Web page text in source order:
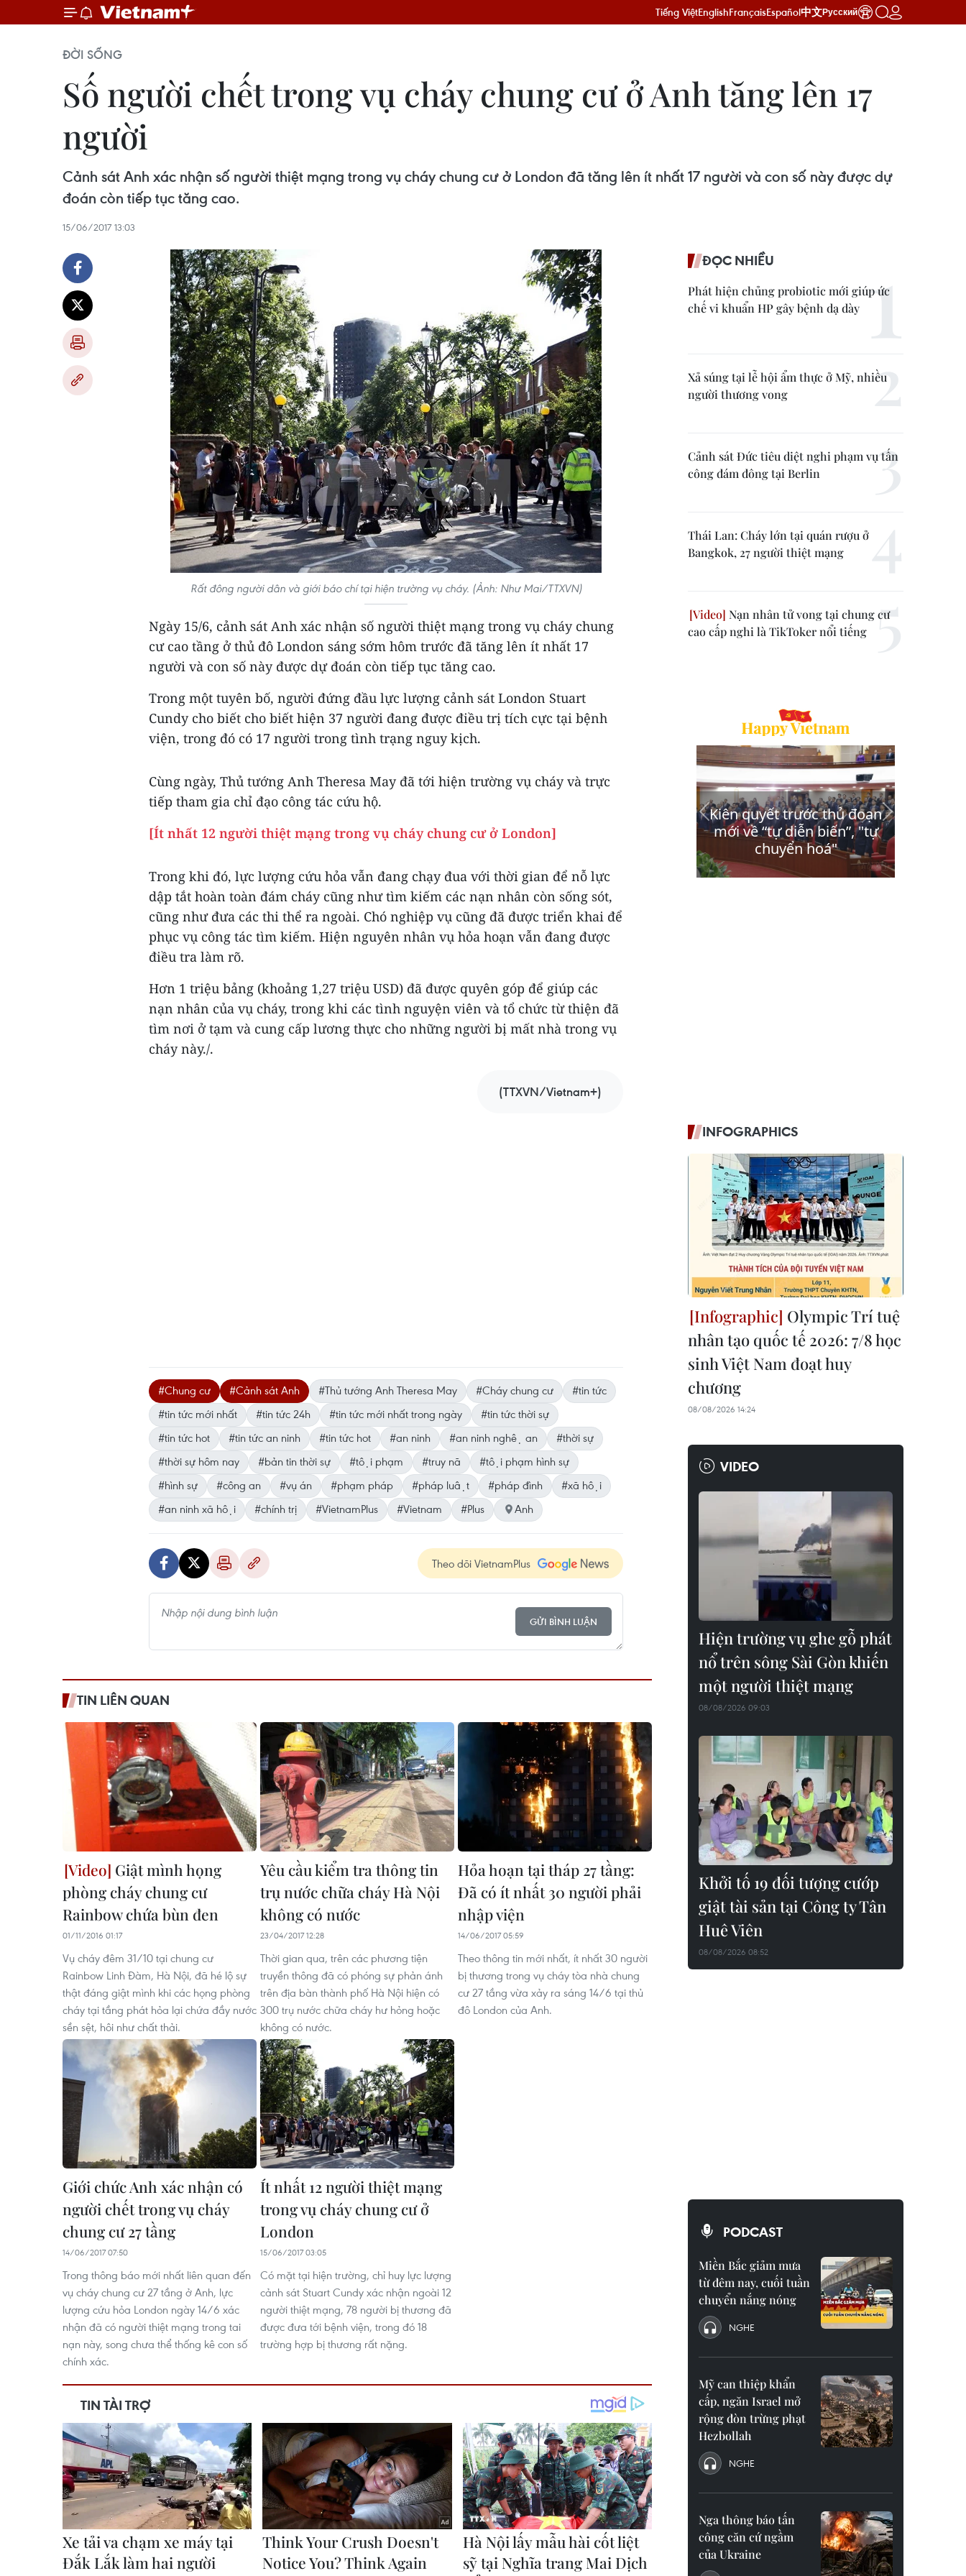
Tiếng ViệtEnglishFrançaisEspañol中文Русский
ĐỜI SỐNG
Số người chết trong vụ cháy chung cư ở Anh tăng lên 17
người
Cảnh sát Anh xác nhận số người thiệt mạng trong vụ cháy chung cư ở London đã tăng lên ít nhất 17 người và con số này được dự
đoán còn tiếp tục tăng cao.
15/06/2017 13:03
Rất đông người dân và giới báo chí tại hiện trường vụ cháy. (Ảnh: Như Mai/TTXVN)
Ngày 15/6, cảnh sát Anh xác nhận số người thiệt mạng trong vụ cháy chung
cư cao tầng ở thủ đô London sáng sớm hôm trước đã tăng lên ít nhất 17
người và con số này được dự đoán còn tiếp tục tăng cao.
Trong một tuyên bố, người đứng đầu lực lượng cảnh sát London Stuart
Cundy cho biết cho biết hiện 37 người đang được điều trị tích cực tại bệnh
viện, trong đó có 17 người trong tình trạng nguy kịch.
Cùng ngày, Thủ tướng Anh Theresa May đã tới hiện trường vụ cháy và trực
tiếp tham gia chỉ đạo công tác cứu hộ.
[Ít nhất 12 người thiệt mạng trong vụ cháy chung cư ở London]
Trong khi đó, lực lượng cứu hỏa vẫn đang chạy đua với thời gian để nỗ lực
dập tắt hoàn toàn đám cháy cũng như tìm kiếm các nạn nhân còn sống sót,
cũng như đưa các thi thể ra ngoài. Chó nghiệp vụ cũng đã được triển khai để
phục vụ công tác tìm kiếm. Hiện nguyên nhân vụ hỏa hoạn vẫn đang được
điều tra làm rõ.
Hơn 1 triệu bảng (khoảng 1,27 triệu USD) đã được quyên góp để giúp các
nạn nhân của vụ cháy, trong khi các tình nguyện viên và tổ chức từ thiện đã
tìm nơi ở tạm và cung cấp lương thực cho những người bị mất nhà trong vụ
cháy này./.
(TTXVN/Vietnam+)
#Chung cư #Cảnh sát Anh #Thủ tướng Anh Theresa May #Cháy chung cư
#tin tức
#tin tức mới nhất
#tin tức 24h #tin tức mới nhất trong ngày
#tin tức thời sự
#tin tức hot
#tin tức an ninh #tin tức hot #an ninh #an ninh nghệ an
#thời sự
#thời sự hôm nay
#bản tin thời sự #tội phạm #truy nã
#tội phạm hình sự
#hình sự
#công an #vụ án #phạm pháp #pháp luật #pháp đình
#xã hội
#an ninh xã hội
#chính trị #VietnamPlus #Vietnam #Plus Anh
Theo dõi VietnamPlus
GỬI BÌNH LUẬN
TIN LIÊN QUAN
Giật mình họng
phòng cháy chung cư
Rainbow chứa bùn đen
01/11/2016 01:17
Vụ cháy đêm 31/10 tại chung cư
Rainbow Linh Đàm, Hà Nội, đã hé lộ sự
thật đáng giật mình khi các họng phòng
cháy tại tầng phát hỏa lại chứa đầy nước
sền sệt, hôi như chất thải.
Yêu cầu kiểm tra thông tin
trụ nước chữa cháy Hà Nội
không có nước
23/04/2017 12:28
Thời gian qua, trên các phương tiện
truyền thông đã có phóng sự phản ánh
trên địa bàn thành phố Hà Nội hiện có
300 trụ nước chữa cháy hư hỏng hoặc
không có nước.
Hỏa hoạn tại tháp 27 tầng:
Đã có ít nhất 30 người phải
nhập viện
14/06/2017 05:59
Theo thông tin mới nhất, ít nhất 30 người
bị thương trong vụ cháy tòa nhà chung
cư 27 tầng vừa xảy ra sáng 14/6 tại thủ
đô London của Anh.
Giới chức Anh xác nhận có
người chết trong vụ cháy
chung cư 27 tầng
14/06/2017 07:50
Trong thông báo mới nhất liên quan đến
vụ cháy chung cư 27 tầng ở Anh, lực
lượng cứu hỏa London ngày 14/6 xác
nhận đã có người thiệt mạng trong tai
nạn này, song chưa thể thống kê con số
chính xác.
Ít nhất 12 người thiệt mạng
trong vụ cháy chung cư ở
London
15/06/2017 03:05
Có mặt tại hiện trường, chỉ huy lực lượng
cảnh sát Stuart Cundy xác nhận ngoài 12
người thiệt mạng, 78 người bị thương đã
được đưa tới bệnh viện, trong đó 18
trường hợp bị thương rất nặng.
ĐỌC NHIỀU
Phát hiện chủng probiotic mới giúp ức
chế vi khuẩn HP gây bệnh dạ dày
Xả súng tại lễ hội ẩm thực ở Mỹ, nhiều
người thương vong
Cảnh sát Đức tiêu diệt nghi phạm vụ tấn
công đám đông tại Berlin
Thái Lan: Cháy lớn tại quán rượu ở
Bangkok, 27 người thiệt mạng
Nạn nhân tử vong tại chung cư
cao cấp nghi là TikToker nổi tiếng
INFOGRAPHICS
Olympic Trí tuệ
nhân tạo quốc tế 2026: 7/8 học
sinh Việt Nam đoạt huy
chương
08/08/2026 14:24
VIDEO
Hiện trường vụ ghe gỗ phát
nổ trên sông Sài Gòn khiến
một người thiệt mạng
08/08/2026 09:03
Khởi tố 19 đối tượng cướp
giật tài sản tại Công ty Tân
Huê Viên
08/08/2026 08:52
PODCAST
Miền Bắc giảm mưa
từ đêm nay, cuối tuần
chuyển nắng nóng
NGHE
Mỹ can thiệp khẩn
cấp, ngăn Israel mở
rộng đòn trừng phạt
Hezbollah
NGHE
Nga thông báo tấn
công căn cứ ngầm
của Ukraine